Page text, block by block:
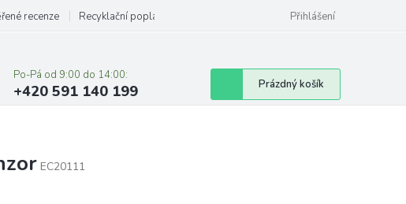
recenze Recyklační poplatky Přihlášení
Po-Pá od 9:00 do 14:00:
+420 591 140 199
Nákupní
košík
Prázdný košík
EC20111